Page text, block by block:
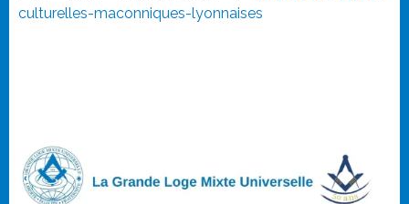
culturelles-maconniques-lyonnaises